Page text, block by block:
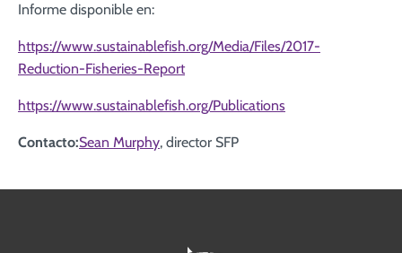
Informe disponible en:
https://www.sustainablefish.org/Media/Files/2017-
Reduction-Fisheries-Report
https://www.sustainablefish.org/Publications
Contacto:Sean Murphy, director SFP